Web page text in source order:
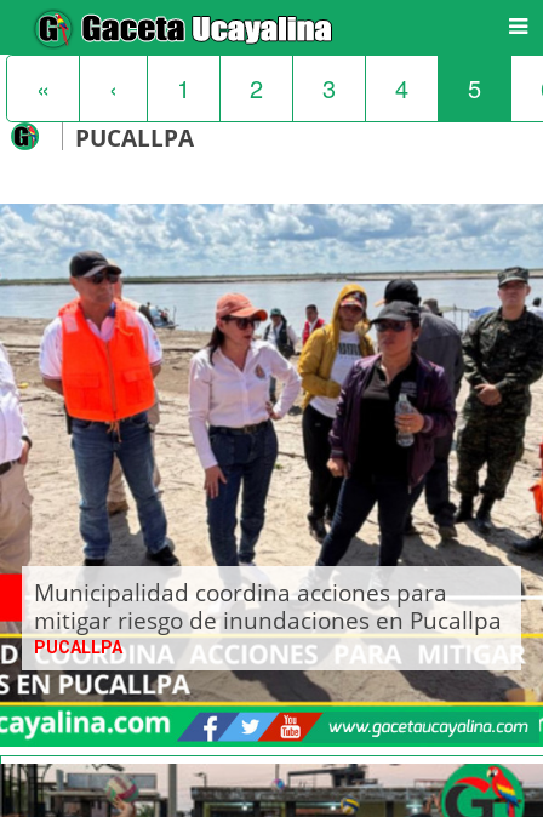
« ‹ 1 2 3 4 5
PUCALLPA
Municipalidad coordina acciones para
mitigar riesgo de inundaciones en Pucallpa
PUCALLPA